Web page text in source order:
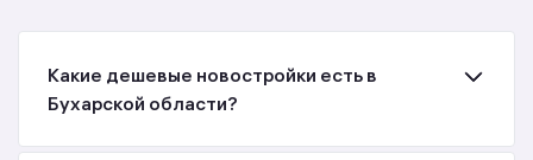
Какие дешевые новостройки есть в
Бухарской области?